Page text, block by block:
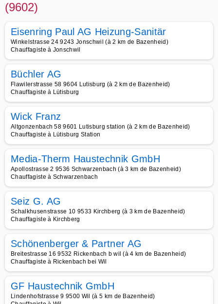
(9602)
Eisenring Paul AG Heizung-Sanitär
Winkelstrasse 24 9243 Jonschwil (à 2 km de Bazenheid)
Chauffagiste à Jonschwil
Büchler AG
Flawilerstrasse 58 9604 Lutisburg (à 2 km de Bazenheid)
Chauffagiste à Lütisburg
Wick Franz
Altgonzenbach 58 9601 Lutisburg station (à 2 km de Bazenheid)
Chauffagiste à Lütisburg Station
Media-Therm Haustechnik GmbH
Apollostrasse 2 9536 Schwarzenbach (à 3 km de Bazenheid)
Chauffagiste à Schwarzenbach
Seiz G. AG
Schalkhusenstrasse 10 9533 Kirchberg (à 3 km de Bazenheid)
Chauffagiste à Kirchberg
Schönenberger & Partner AG
Breitestrasse 16 9532 Rickenbach b wil (à 4 km de Bazenheid)
Chauffagiste à Rickenbach bei Wil
GF Haustechnik GmbH
Lindenhofstrasse 9 9500 Wil (à 5 km de Bazenheid)